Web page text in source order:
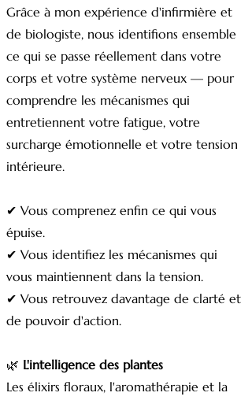
Grâce à mon expérience d'infirmière et
de biologiste, nous identifions ensemble
ce qui se passe réellement dans votre
corps et votre système nerveux — pour
comprendre les mécanismes qui
entretiennent votre fatigue, votre
surcharge émotionnelle et votre tension
intérieure.
✔ Vous comprenez enfin ce qui vous
épuise.
✔ Vous identifiez les mécanismes qui
vous maintiennent dans la tension.
✔ Vous retrouvez davantage de clarté et
de pouvoir d'action.
🌿 L'intelligence des plantes
Les élixirs floraux, l'aromathérapie et la